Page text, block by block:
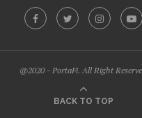
@2020 - PortaFi. All Right
BACK TO TOP